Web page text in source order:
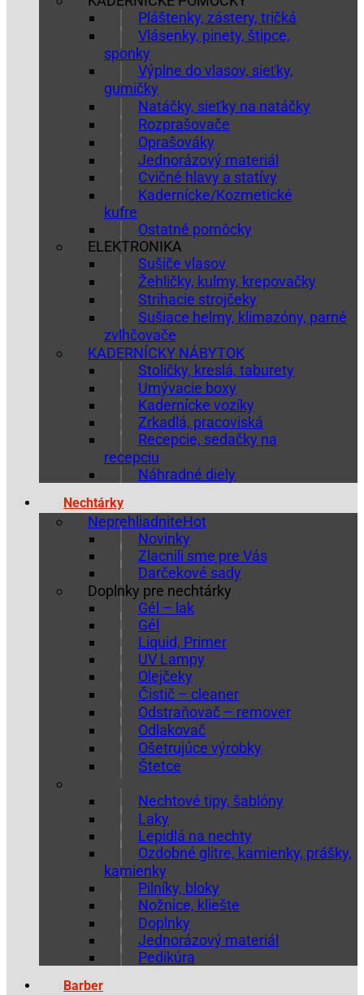
Pláštenky, zástery, tričká
Vlásenky, pinety, štipce,
sponky
Výplne do vlasov, sieťky,
gumičky
Natáčky, sieťky na natáčky
Rozprašovače
Oprašováky
Jednorázový materiál
Cvičné hlavy a statívy
Kadernícke/Kozmetické
kufre
Ostatné pomôcky
ELEKTRONIKA
Sušiče vlasov
Žehličky, kulmy, krepovačky
Strihacie strojčeky
Sušiace helmy, klimazóny, parné
zvlhčovače
KADERNÍCKY NÁBYTOK
Stoličky, kreslá, taburety
Umývacie boxy
Kadernícke vozíky
Zrkadlá, pracoviská
Recepcie, sedačky na
recepciu
Náhradné diely
Nechtárky
Neprehliadnite
Novinky
Zlacnili sme pre Vás
Darčekové sady
Doplnky pre nechtárky
Gél – lak
Gél
Liquid, Primer
UV Lampy
Olejčeky
Čistič – cleaner
Odstraňovač – remover
Odlakovač
Ošetrujúce výrobky
Štetce
Nechtové tipy, šablóny
Laky
Lepidlá na nechty
Ozdobné glitre, kamienky, prášky,
kamienky
Pilníky, bloky
Nožnice, kliešte
Doplnky
Jednorázový materiál
Pedikúra
Barber